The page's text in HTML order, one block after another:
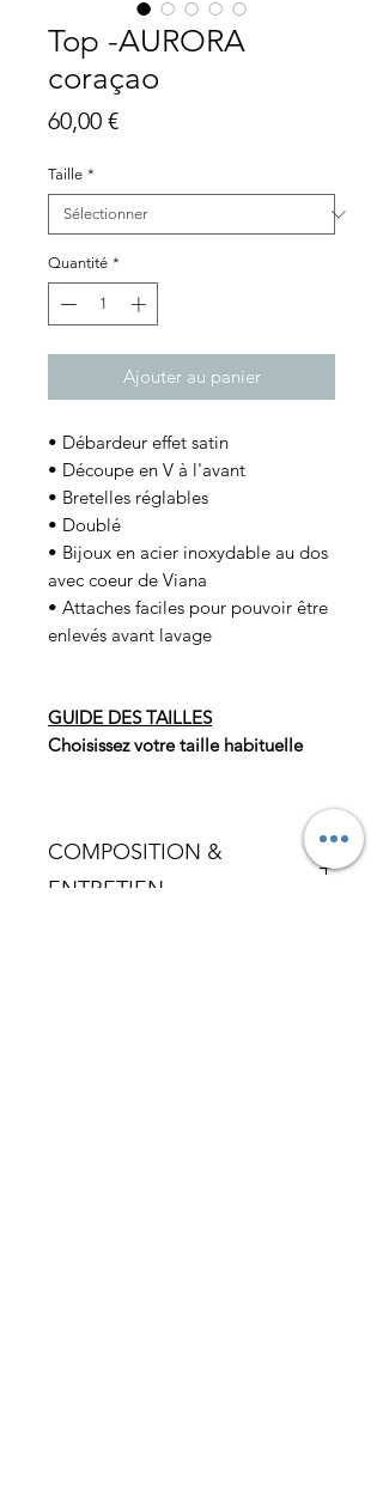
Top -AURORA
coraçao
60,00 €Prix
Taille *
Quantité *
Ajouter au panier
• Débardeur effet satin
• Découpe en V à l'avant
• Bretelles réglables
• Doublé
• Bijoux en acier inoxydable au dos
avec coeur de Viana
• Attaches faciles pour pouvoir être
enlevés avant lavage
GUIDE DES TAILLES
Choisissez votre taille habituelle
COMPOSITION &
ENTRETIEN